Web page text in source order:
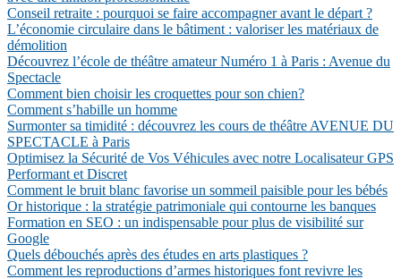
Conseil retraite : pourquoi se faire accompagner avant le départ ?
L’économie circulaire dans le bâtiment : valoriser les matériaux de
démolition
Découvrez l’école de théâtre amateur Numéro 1 à Paris : Avenue du
Spectacle
Comment bien choisir les croquettes pour son chien?
Comment s’habille un homme
Surmonter sa timidité : découvrez les cours de théâtre AVENUE DU
SPECTACLE à Paris
Optimisez la Sécurité de Vos Véhicules avec notre Localisateur GPS
Performant et Discret
Comment le bruit blanc favorise un sommeil paisible pour les bébés
Or historique : la stratégie patrimoniale qui contourne les banques
Formation en SEO : un indispensable pour plus de visibilité sur
Google
Quels débouchés après des études en arts plastiques ?
Comment les reproductions d’armes historiques font revivre les